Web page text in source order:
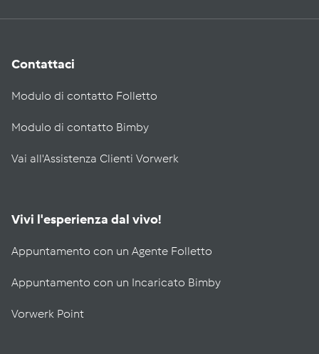
Contattaci
Modulo di contatto Folletto
Modulo di contatto Bimby
Vai all'Assistenza Clienti Vorwerk
Vivi l'esperienza dal vivo!
Appuntamento con un Agente Folletto
Appuntamento con un Incaricato Bimby
Vorwerk Point